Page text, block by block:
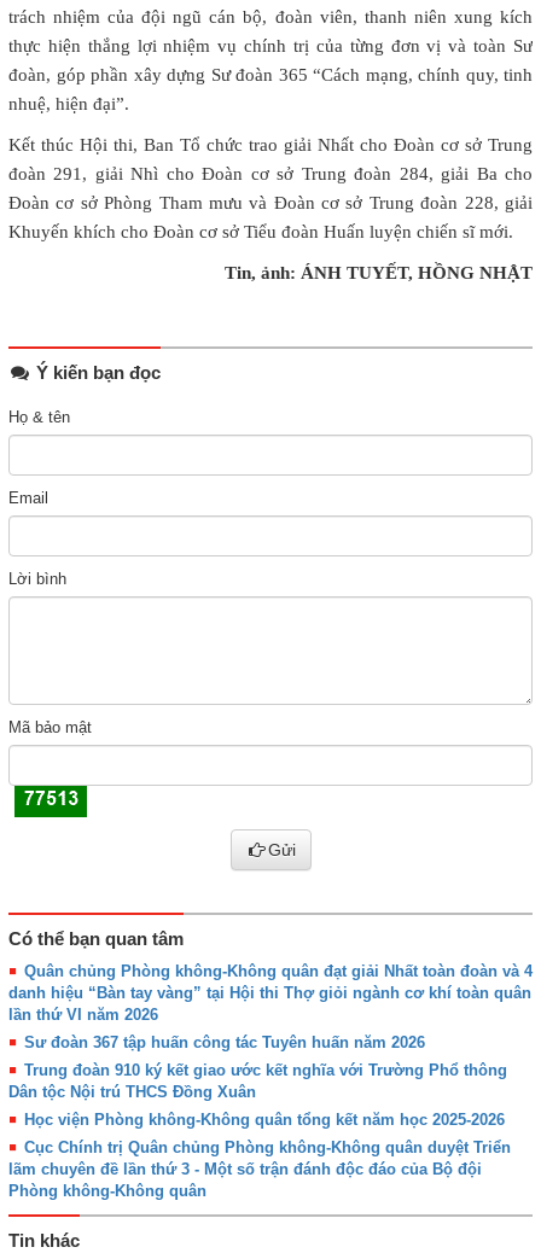
trách nhiệm của đội ngũ cán bộ, đoàn viên, thanh niên xung kích
thực hiện thắng lợi nhiệm vụ chính trị của từng đơn vị và toàn Sư
đoàn, góp phần xây dựng Sư đoàn 365 “Cách mạng, chính quy, tinh
nhuệ, hiện đại”.
Kết thúc Hội thi, Ban Tổ chức trao giải Nhất cho Đoàn cơ sở Trung
đoàn 291, giải Nhì cho Đoàn cơ sở Trung đoàn 284, giải Ba cho
Đoàn cơ sở Phòng Tham mưu và Đoàn cơ sở Trung đoàn 228, giải
Khuyến khích cho Đoàn cơ sở Tiểu đoàn Huấn luyện chiến sĩ mới.
Tin, ảnh: ÁNH TUYẾT, HỒNG NHẬT
Ý kiến bạn đọc
Họ & tên
Email
Lời bình
Mã bảo mật
Gửi
Có thể bạn quan tâm
Quân chủng Phòng không-Không quân đạt giải Nhất toàn đoàn và 4
danh hiệu “Bàn tay vàng” tại Hội thi Thợ giỏi ngành cơ khí toàn quân
lần thứ VI năm 2026
Sư đoàn 367 tập huấn công tác Tuyên huấn năm 2026
Trung đoàn 910 ký kết giao ước kết nghĩa với Trường Phổ thông
Dân tộc Nội trú THCS Đồng Xuân
Học viện Phòng không-Không quân tổng kết năm học 2025-2026
Cục Chính trị Quân chủng Phòng không-Không quân duyệt Triển
lãm chuyên đề lần thứ 3 - Một số trận đánh độc đáo của Bộ đội
Phòng không-Không quân
Tin khác